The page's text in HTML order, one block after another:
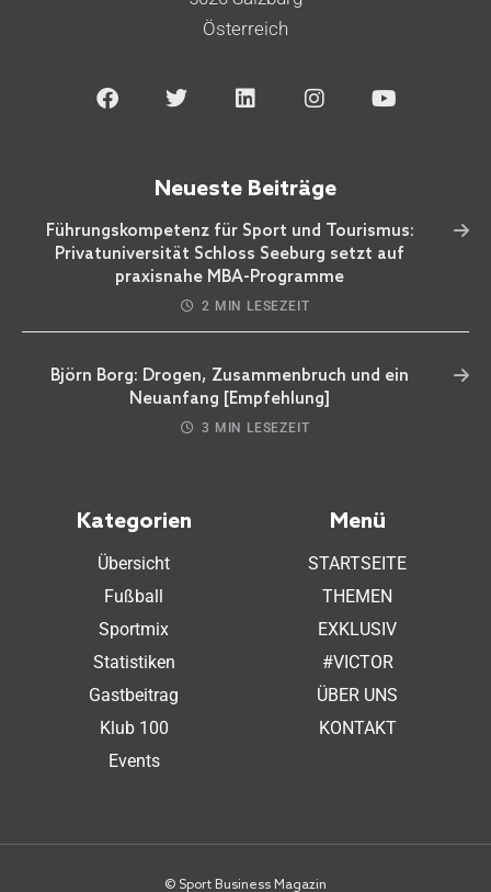
Österreich
Neueste Beiträge
Führungskompetenz für Sport und Tourismus:
Privatuniversität Schloss Seeburg setzt auf
praxisnahe MBA-Programme
2 MIN LESEZEIT
Björn Borg: Drogen, Zusammenbruch und ein
Neuanfang [Empfehlung]
3 MIN LESEZEIT
Kategorien
Übersicht
Fußball
Sportmix
Statistiken
Gastbeitrag
Klub 100
Events
Menü
STARTSEITE
THEMEN
EXKLUSIV
#VICTOR
ÜBER UNS
KONTAKT
© Sport Business Magazin